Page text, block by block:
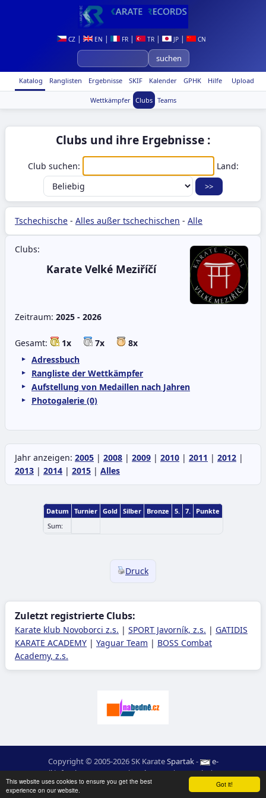
Got it!
This website uses cookies to ensure you get the best
experience on our website.
CZ| EN | FR| TR| JP| CN
Upload
Katalog Ranglisten Ergebnisse SKIF Kalender GPHK Hilfe
Wettkämpfer Clubs Teams
Clubs und ihre Ergebnisse :
Club suchen: Land:
Tschechische - Alles außer tschechischen - Alle
Clubs:
Karate Velké Meziříčí
Zeitraum: 2025 - 2026
Gesamt: 1x 7x
8x
Adressbuch
Rangliste der Wettkämpfer
Aufstellung von Medaillen nach Jahren
Photogalerie (0)
Jahr anzeigen: 2005 | 2008 | 2009 | 2010 | 2011 | 2012 |
2013 | 2014 | 2015 | Alles
Datum Turnier Gold Silber Bronze 5. 7.
Punkte
Sum:
Druck
Zuletzt registrierte Clubs:
Karate klub Novoborci z.s. | SPORT Javorník, z.s. | GATIDIS
KARATE ACADEMY | Yaguar Team | BOSS Combat
Academy, z.s.
Copyright © 2005-2026 SK KarateSpartak-
e-
mail:moc.ceretarak@ofni|Web-Karte| Login|RSS
webdesign:Ing. Pavel Švojgr,ergebnisse karate : Mgr. Jiří Kotala